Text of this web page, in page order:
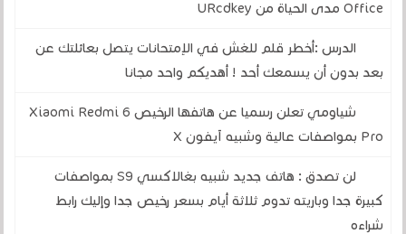
Office مدى الحياة من URcdkey
الدرس :أخطر قلم للغش في الإمتحانات يتصل بعائلتك عن
بعد بدون أن يسمعك أحد ! أهديكم واحد مجانا
شياومي تعلن رسميا عن هاتفها الرخيص Xiaomi Redmi 6
Pro بمواصفات عالية وشبيه آيفون X
لن تصدق : هاتف جديد شبيه بغالاكسي S9 بمواصفات
كبيرة جدا وباريته تدوم ثلاثة أيام بسعر رخيص جدا وإليك رابط
شراءه